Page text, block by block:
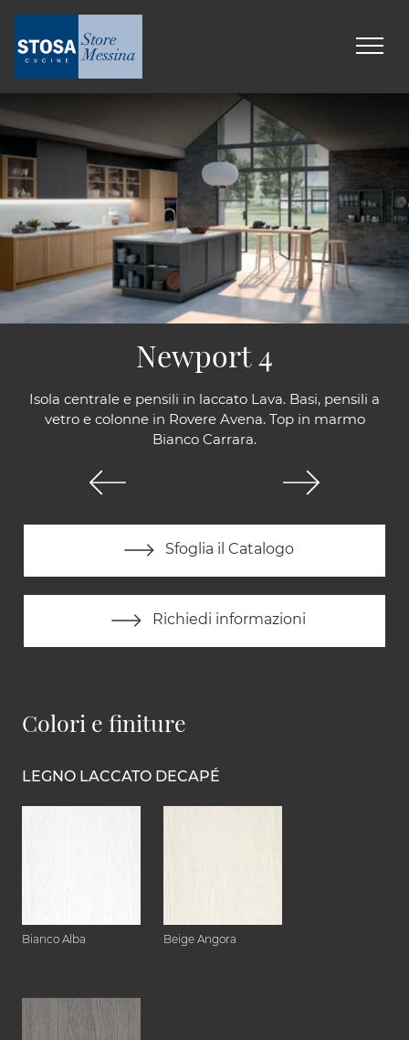
Isola centrale e pensili in laccato Lava. Basi, pensili a
vetro e colonne in Rovere Avena. Top in marmo
Bianco Carrara.
Sfoglia il Catalogo
Richiedi informazioni
Newport 4
Colori e finiture
LEGNO LACCATO DECAPÉ
Bianco Alba Beige Angora